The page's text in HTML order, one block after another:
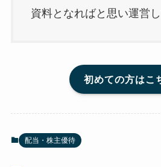
資料となればと思い運営し
初めての方はこ
配当・株主優待